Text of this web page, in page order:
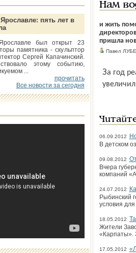
пять лет в
был открыт 23
памятника - скульптор
Сергей Капачинский.
этому событию,
...
прочитать
Все новости за сегодня
Нам
и жить
пришла
Павел
За год реализация продукции выросла более чем на треть. Соответственно
06.09.2012
В детском
09.08.2012
Вчера
компаний
24.07.2012
Рыбинский
условия
18.05.2012
Жители
«Карпаты».
17.05.2012